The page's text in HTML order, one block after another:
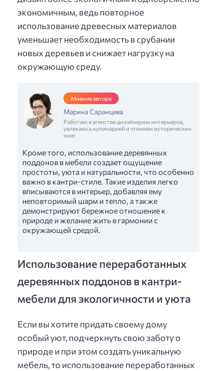
экономичным, ведь повторное
использование древесных материалов
уменьшает необходимость в срубании
новых деревьев и снижает нагрузку на
окружающую среду.
Мнение автора
Марина Саранцева
Работаю в агенстве дизайнером интерьеров,
увлекаюсь кулинарией и чтением исторических
книг
Кроме того, использование деревянных
поддонов в мебели создает ощущение
простоты, уюта и натуральности, что особенно
важно в кантри-стиле. Такие изделия легко
вписываются в интерьер, добавляя ему
неповторимый шарм и тепло, а также
демонстрируют бережное отношение к
природе и желание жить в гармонии с
окружающей средой.
Использование переработанных
деревянных поддонов в кантри-
мебели для экологичности и уюта
Если вы хотите придать своему дому
особый уют, подчеркнуть свою заботу о
природе и при этом создать уникальную
мебель, то использование переработанных